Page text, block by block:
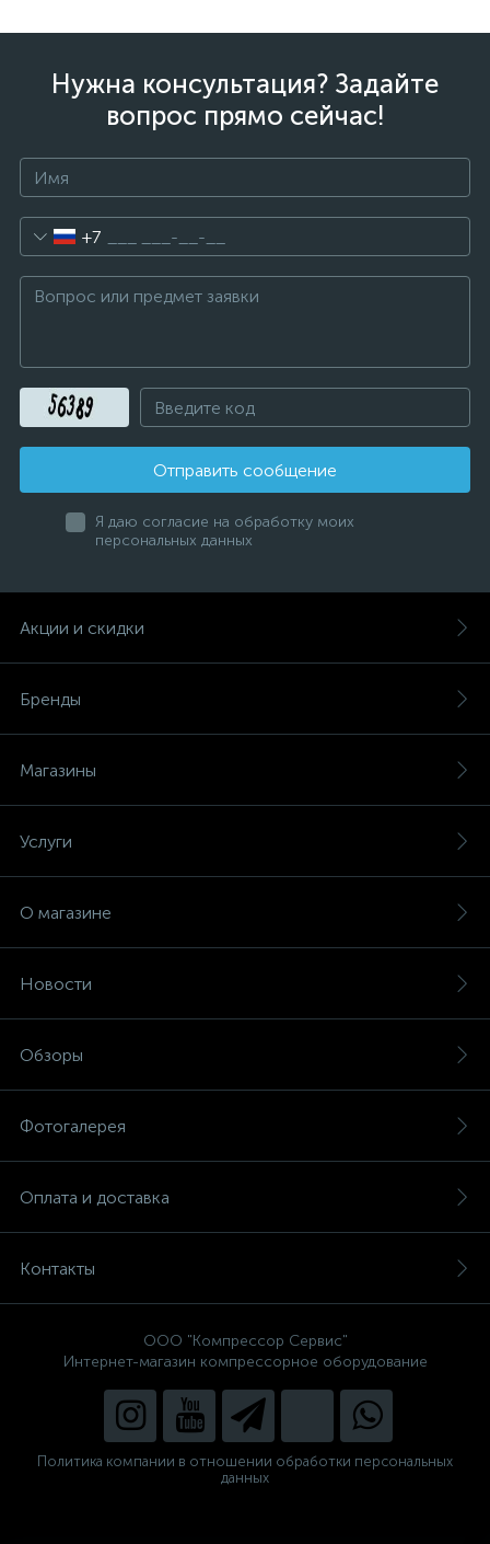
Нужна консультация? Задайте
вопрос прямо сейчас!
+7
Отправить сообщение
Я даю согласие на обработку моих
персональных данных
Акции и скидки
Бренды
Магазины
Услуги
О магазине
Новости
Обзоры
Фотогалерея
Оплата и доставка
Контакты
ООО "Компрессор Сервис"
Интернет-магазин компрессорное оборудование
Политика компании в отношении обработки персональных
данных